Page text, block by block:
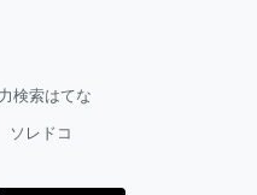
検索はてな
ソレドコ